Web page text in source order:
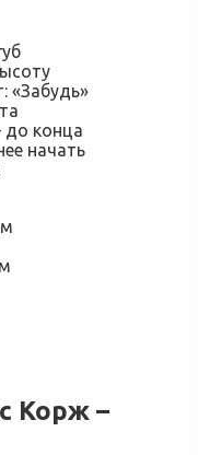
«Забудь»
до конца
начать
Корж –